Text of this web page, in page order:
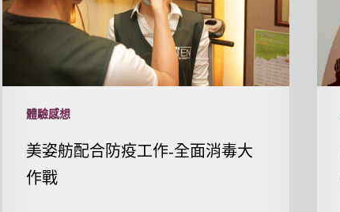
體驗感想
美姿舫配合防疫工作-全面消毒大
作戰